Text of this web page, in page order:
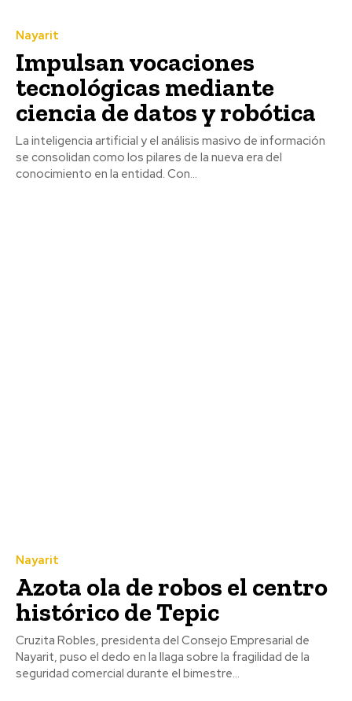
Nayarit
Impulsan vocaciones
tecnológicas mediante
ciencia de datos y robótica
La inteligencia artificial y el análisis masivo de información
se consolidan como los pilares de la nueva era del
conocimiento en la entidad. Con...
Nayarit
Azota ola de robos el centro
histórico de Tepic
Cruzita Robles, presidenta del Consejo Empresarial de
Nayarit, puso el dedo en la llaga sobre la fragilidad de la
seguridad comercial durante el bimestre...